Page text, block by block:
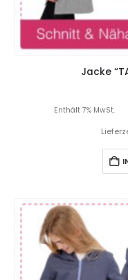
Jacke
Enthält 7% MwSt.